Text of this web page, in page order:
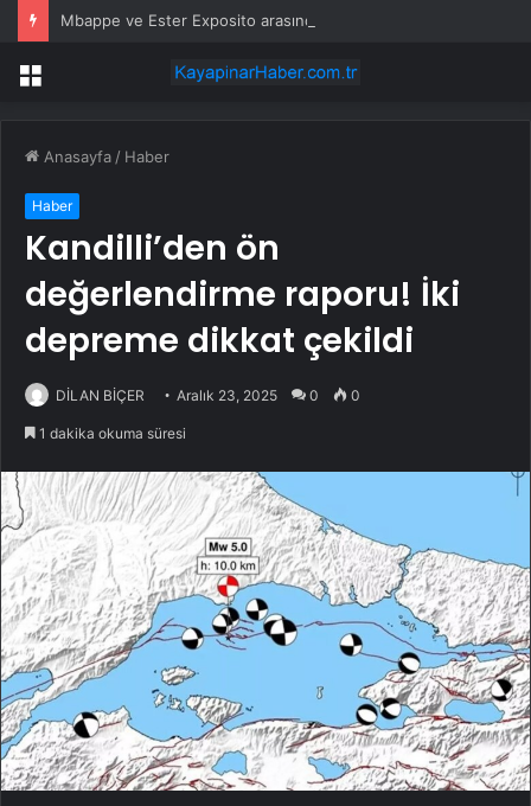
Menü
Anasayfa / Haber
Haber
Kandilli’den ön
değerlendirme raporu! İki
depreme dikkat çekildi
DİLAN BİÇER Aralık 23, 2025 0 0
1 dakika okuma süresi